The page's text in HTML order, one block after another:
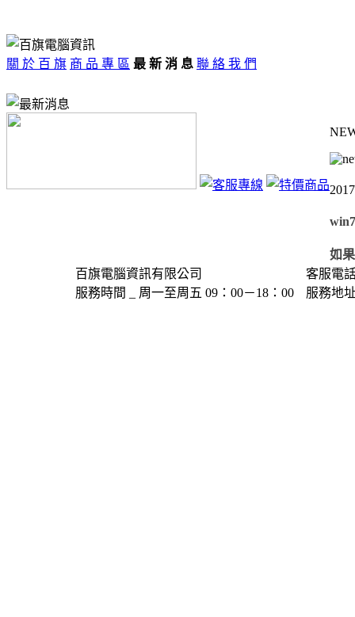
關 於 百 旗 商 品 專 區 最 新 消 息 聯 絡 我 們
如
百旗電腦資訊有限公司
服務時間 _ 周一至周五 09：00－18：00
客服電
服務地